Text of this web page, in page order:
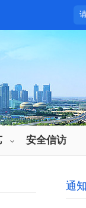
安全信访
通